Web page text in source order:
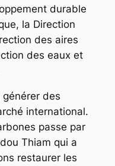
durable
la Direction
des aires
des eaux et
générer des
international.
passe par
Thiam qui a
restaurer les